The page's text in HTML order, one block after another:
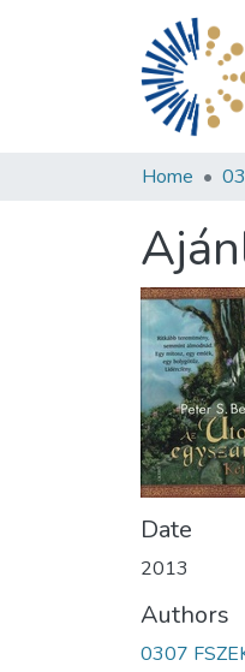
Home
Date
2013
Authors
0307